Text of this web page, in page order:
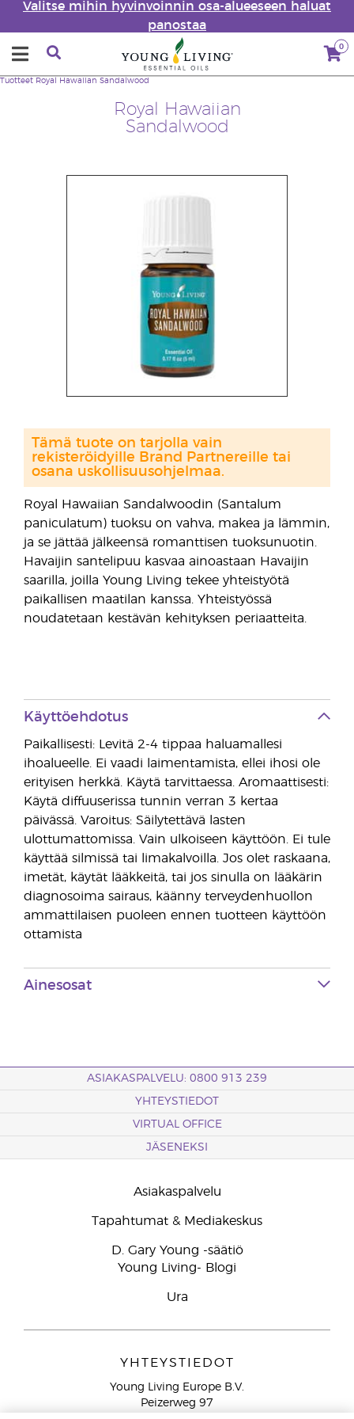
Valitse mihin hyvinvoinnin osa-alueeseen haluat
panostaa
0
Royal Hawaiian
Sandalwood
Tuotteet Royal Hawaiian Sandalwood
Royal Hawaiian Sandalwoodin (Santalum
paniculatum) tuoksu on vahva, makea ja lämmin,
ja se jättää jälkeensä romanttisen tuoksunuotin.
Havaijin santelipuu kasvaa ainoastaan Havaijin
saarilla, joilla Young Living tekee yhteistyötä
paikallisen maatilan kanssa. Yhteistyössä
noudatetaan kestävän kehityksen periaatteita.
Tämä tuote on tarjolla vain
rekisteröidyille Brand Partnereille tai
osana uskollisuusohjelmaa.
Käyttöehdotus
Paikallisesti: Levitä 2-4 tippaa haluamallesi
ihoalueelle. Ei vaadi laimentamista, ellei ihosi ole
erityisen herkkä. Käytä tarvittaessa. Aromaattisesti:
Käytä diffuuserissa tunnin verran 3 kertaa
päivässä. Varoitus: Säilytettävä lasten
ulottumattomissa. Vain ulkoiseen käyttöön. Ei tule
käyttää silmissä tai limakalvoilla. Jos olet raskaana,
imetät, käytät lääkkeitä, tai jos sinulla on lääkärin
diagnosoima sairaus, käänny terveydenhuollon
ammattilaisen puoleen ennen tuotteen käyttöön
ottamista
Ainesosat
ASIAKASPALVELU: 0800 913 239
YHTEYSTIEDOT
VIRTUAL OFFICE
JÄSENEKSI
Asiakaspalvelu
Tapahtumat & Mediakeskus
D. Gary Young -säätiö
Young Living- Blogi
Ura
YHTEYSTIEDOT
Young Living Europe B.V.
Peizerweg 97